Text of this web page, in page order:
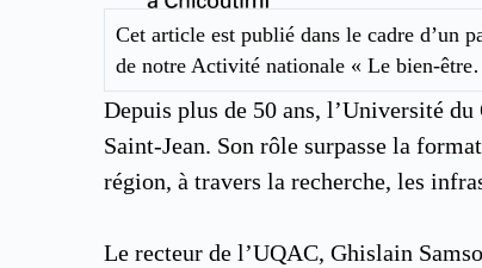
Cet article est publié dans le cadre d’un
de notre Activité nationale « Le bien-
Depuis plus de 50 ans, l’Université
Saint-Jean. Son rôle surpasse la
région, à travers la recherche, les
Le recteur de l’UQAC, Ghislain